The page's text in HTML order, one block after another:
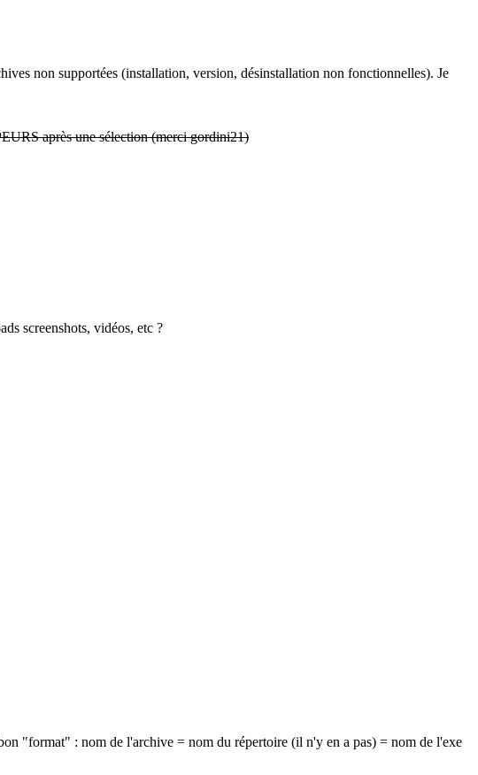
non supportées (installation, version, désinstallation non fonctionnelles). Je
après une sélection (merci gordini21)
screenshots, vidéos, etc ?
"format" : nom de l'archive = nom du répertoire (il n'y en a pas) = nom de l'exe